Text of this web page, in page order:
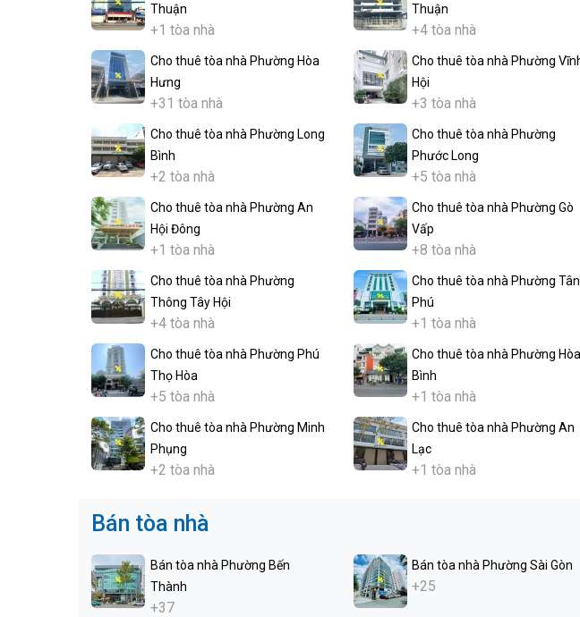
Thuận
+1 tòa nhà
Thuận
+4 tòa nhà
Cho thuê tòa nhà Phường Hòa
Hưng
+31 tòa nhà
Cho thuê tòa nhà Phường
Hội
+3 tòa nhà
Cho thuê tòa nhà Phường Long
Bình
+2 tòa nhà
Cho thuê tòa nhà Phường
Phước Long
+5 tòa nhà
Cho thuê tòa nhà Phường An
Hội Đông
+1 tòa nhà
Cho thuê tòa nhà Phường Gò
Vấp
+8 tòa nhà
Cho thuê tòa nhà Phường
Thông Tây Hội
+4 tòa nhà
Cho thuê tòa nhà Phường Tân
Phú
+1 tòa nhà
Cho thuê tòa nhà Phường Phú
Thọ Hòa
+5 tòa nhà
Cho thuê tòa nhà Phường Hòa
Bình
+1 tòa nhà
Cho thuê tòa nhà Phường Minh
Phụng
+2 tòa nhà
Cho thuê tòa nhà Phường An
Lạc
+1 tòa nhà
Bán tòa nhà
Bán tòa nhà Phường Bến
Thành
+37
Bán tòa nhà Phường Sài Gòn
+25